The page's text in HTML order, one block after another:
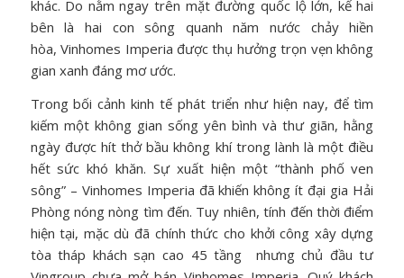
khác. Do nằm ngay trên mặt đường quốc lộ lớn, kế hai
bên là hai con sông quanh năm nước chảy hiền
hòa, Vinhomes Imperia được thụ hưởng trọn vẹn không
gian xanh đáng mơ ước.
Trong bối cảnh kinh tế phát triển như hiện nay, để tìm
kiếm một không gian sống yên bình và thư giãn, hằng
ngày được hít thở bầu không khí trong lành là một điều
hết sức khó khăn. Sự xuất hiện một “thành phố ven
sông” – Vinhomes Imperia đã khiến không ít đại gia Hải
Phòng nóng nòng tìm đến. Tuy nhiên, tính đến thời điểm
hiện tại, mặc dù đã chính thức cho khởi công xây dựng
tòa tháp khách sạn cao 45 tầng nhưng chủ đầu tư